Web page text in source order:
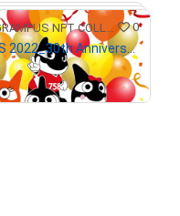
# 553/777
NAGOYA GRAMPUS NFT COLLECTION 0
GRAMPUS 2022_30th Anniversary
¥500